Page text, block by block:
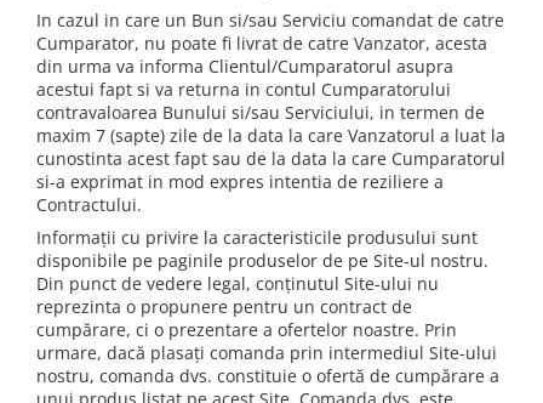
In cazul in care un Bun si/sau Serviciu comandat de catre
Cumparator, nu poate fi livrat de catre Vanzator, acesta
din urma va informa Clientul/Cumparatorul asupra
acestui fapt si va returna in contul Cumparatorului
contravaloarea Bunului si/sau Serviciului, in termen de
maxim 7 (sapte) zile de la data la care Vanzatorul a luat la
cunostinta acest fapt sau de la data la care Cumparatorul
si-a exprimat in mod expres intentia de reziliere a
Contractului.
Informații cu privire la caracteristicile produsului sunt
disponibile pe paginile produselor de pe Site-ul nostru.
Din punct de vedere legal, conținutul Site-ului nu
reprezinta o propunere pentru un contract de
cumpărare, ci o prezentare a ofertelor noastre. Prin
urmare, dacă plasați comanda prin intermediul Site-ului
nostru, comanda dvs. constituie o ofertă de cumpărare a